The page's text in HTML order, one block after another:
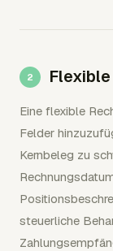
Eine flexible
Felder
Kernbeleg zu
steuerliche